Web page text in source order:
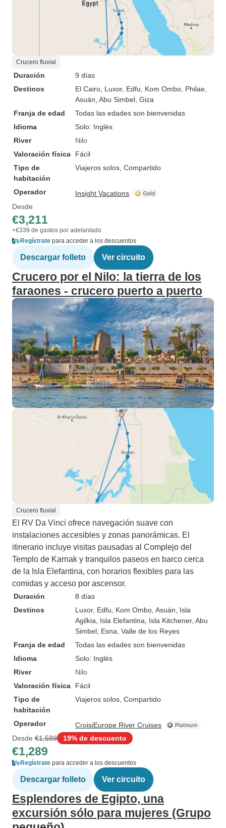
Crucero fluvial
Duración
9 días
Destinos
El Cairo , Luxor, Edfu , Kom Ombo , Philae
Asuán , Abu Simbel , Giza
Franja de edad
Todas las edades son bienvenidas
Idioma
Solo: Inglés
River
Nilo
Valoración física
Fácil
Tipo de
habitación
Viajeros solos, Compartido
Operador
Insight Vacations
Desde
€3,211
+€339 de gastos por adelantado
Regístrate para acceder a los descuentos
Descargar folleto Ver circuito
Crucero por el Nilo: la tierra de los
faraones - crucero puerto a puerto
Crucero fluvial
El RV Da Vinci ofrece navegación suave con
instalaciones accesibles y zonas panorámicas. El
itinerario incluye visitas pausadas al Complejo del
Templo de Karnak y tranquilos paseos en barco cerca
de la Isla Elefantina, con horarios flexibles para las
comidas y acceso por ascensor.
Duración
8 días
Destinos
Luxor, Edfu , Kom Ombo , Asuán , Isla
Agilkia , Isla Elefantina , Isla Kitchener, Abu
Simbel , Esna , Valle de los Reyes
Franja de edad
Todas las edades son bienvenidas
Idioma
Solo: Inglés
River
Nilo
Valoración física
Fácil
Tipo de
habitación
Viajeros solos, Compartido
Operador
CroisiEurope River Cruises
Desde €1,589 19% de descuento
€1,289
Regístrate para acceder a los descuentos
Descargar folleto Ver circuito
Esplendores de Egipto, una
excursión sólo para mujeres (Grupo